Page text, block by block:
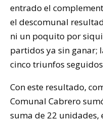
entrado el
el descomunal
ni un poquito por
partidos ya sin ganar;
cinco triunfos
Con este resultado,
Comunal Cabrero
suma de 22